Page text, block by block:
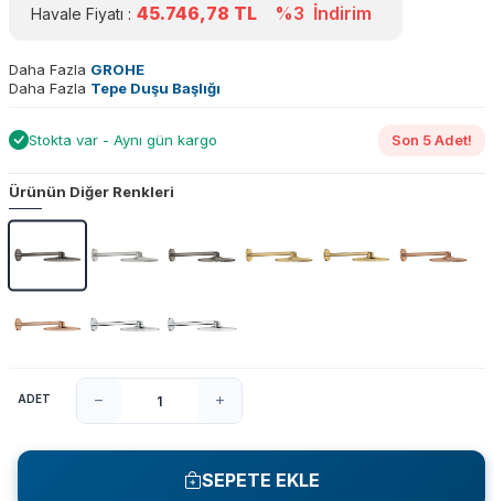
Havale Fiyatı : 45.746,78 TL %3 İndirim
Daha Fazla GROHE
Daha Fazla Tepe Duşu Başlığı
Stokta var - Aynı gün kargo Son 5 Adet!
Ürünün Diğer Renkleri
ADET
SEPETE EKLE